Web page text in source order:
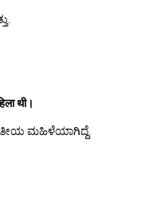
थी।
ಮಹಿಳೆಯಾಗಿದ್ದೆ.